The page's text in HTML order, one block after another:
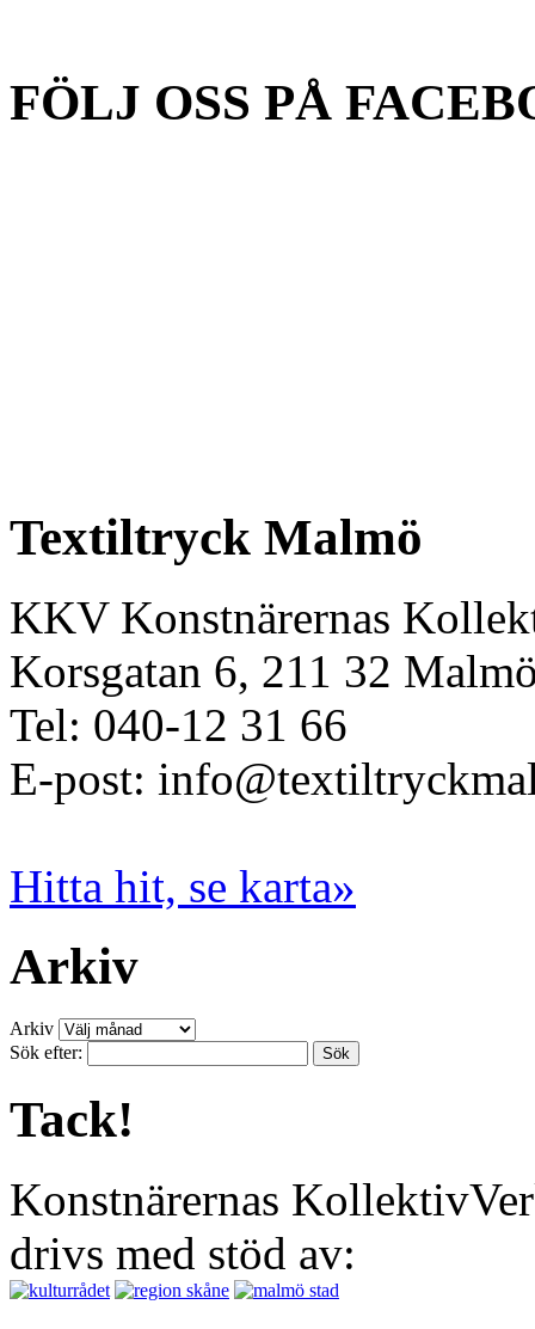
FÖLJ OSS PÅ
Textiltryck Malmö
KKV Konstnärernas
Korsgatan 6, 211 32
Tel: 040-12 31 66
E-post:
Hitta hit, se karta»
Arkiv
Arkiv
Sök efter:
Tack!
Konstnärernas
drivs med stöd av: